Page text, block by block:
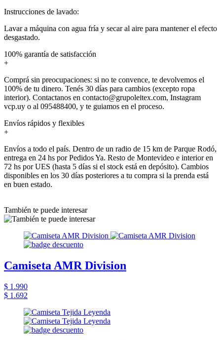
Instrucciones de lavado:
Lavar a máquina con agua fría y secar al aire para mantener el efecto
desgastado.
100% garantía de satisfacción
+
Comprá sin preocupaciones: si no te convence, te devolvemos el
100% de tu dinero. Tenés 30 días para cambios (excepto ropa
interior). Contactanos en contacto@grupoleitex.com, Instagram
vcp.uy o al 095488400, y te guiamos en el proceso.
Envíos rápidos y flexibles
+
Envíos a todo el país. Dentro de un radio de 15 km de Parque Rodó,
entrega en 24 hs por Pedidos Ya. Resto de Montevideo e interior en
72 hs por UES (hasta 5 días si el stock está en depósito). Cambios
disponibles en los 30 días posteriores a tu compra si la prenda está
en buen estado.
También te puede interesar
Camiseta AMR Division
$ 1.990
$ 1.692